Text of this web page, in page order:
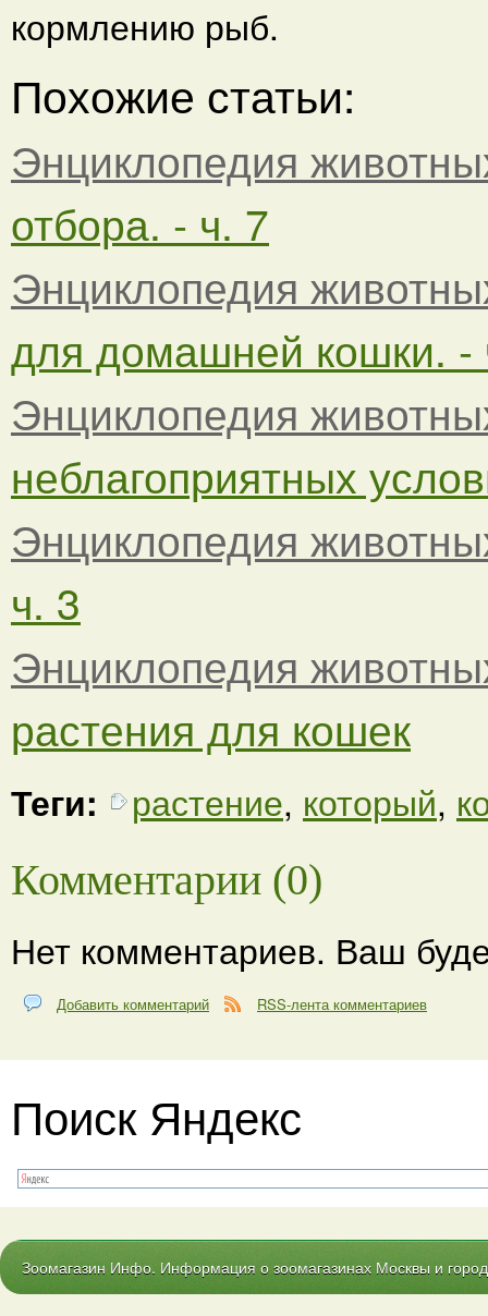
кормлению рыб.
Похожие статьи:
Энциклопедия
отбора. - ч. 7
Энциклопедия
для домашней кошки. -
Энциклопедия
неблагоприятных
Энциклопедия
ч. 3
Энциклопедия
растения для кошек
Теги: растение, который,
Комментарии (0)
Нет комментариев. Ваш
Добавить комментарий RSS-лента комментариев
Поиск Яндекс
Зоомагазин Инфо. Информация о зоомагазинах Москвы и